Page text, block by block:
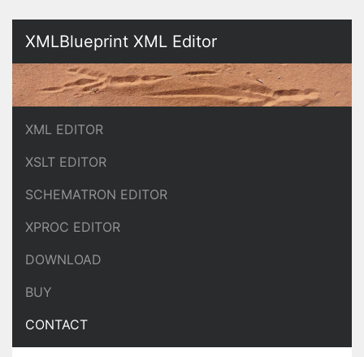
XMLBlueprint XML Editor
XML EDITOR
XSLT EDITOR
SCHEMATRON EDITOR
XPROC EDITOR
DOWNLOAD
BUY
CONTACT